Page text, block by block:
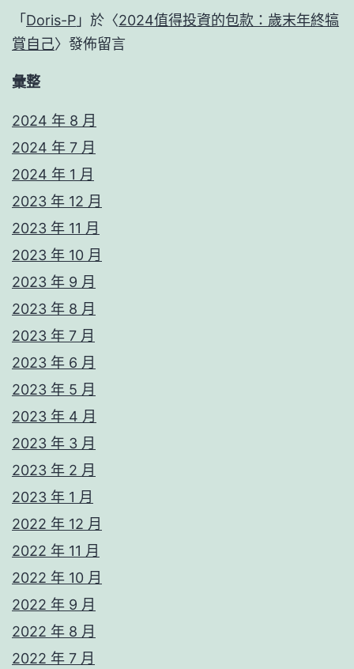
「 Doris-P 」於〈2024值得投資的包款：歲末年終犒
賞自己〉發佈留言
彙整
2024 年 8 月
2024 年 7 月
2024 年 1 月
2023 年 12 月
2023 年 11 月
2023 年 10 月
2023 年 9 月
2023 年 8 月
2023 年 7 月
2023 年 6 月
2023 年 5 月
2023 年 4 月
2023 年 3 月
2023 年 2 月
2023 年 1 月
2022 年 12 月
2022 年 11 月
2022 年 10 月
2022 年 9 月
2022 年 8 月
2022 年 7 月